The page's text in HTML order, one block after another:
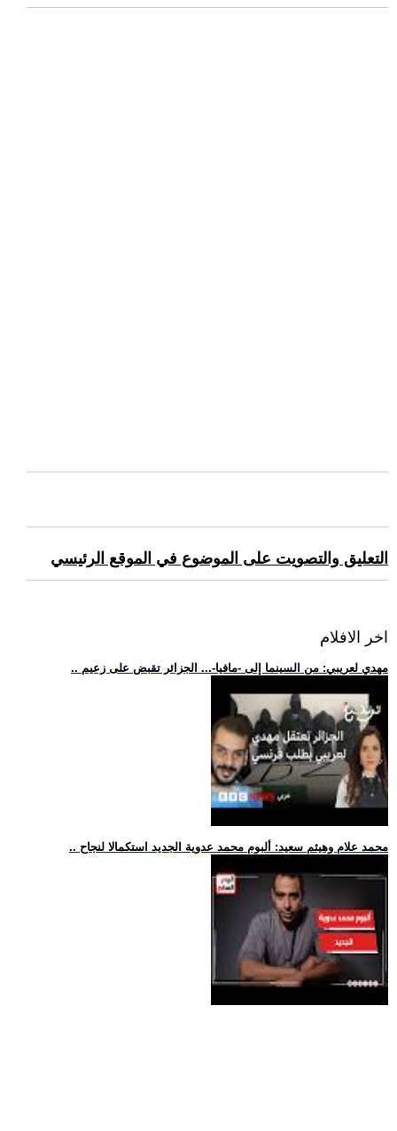
التعليق والتصويت على الموضوع في الموقع الرئيسي
اخر الافلام
.. مهدي لعريبي: من السينما إلى -مافيا-... الجزائر تقبض على زعيم
.. محمد علام وهيثم سعيد: ألبوم محمد عدوية الجديد استكمالا لنجاح